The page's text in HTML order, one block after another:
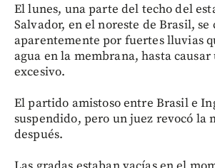
El lunes, una parte del techo del
Salvador, en el noreste de Brasil, se
aparentemente por fuertes lluvias
agua en la membrana, hasta causar
excesivo.
El partido amistoso entre Brasil e
suspendido, pero un juez revocó la
después.